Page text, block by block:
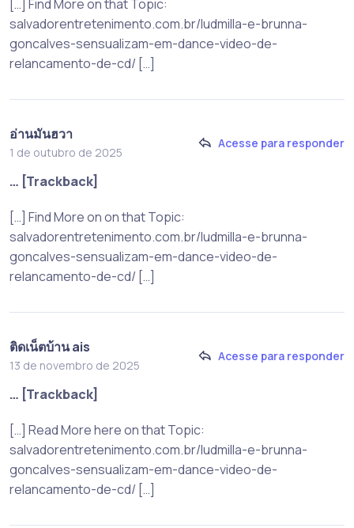
[…] Find More on that Topic:
salvadorentretenimento.com.br/ludmilla-e-brunna-
goncalves-sensualizam-em-dance-video-de-
relancamento-de-cd/ […]
อ่านมันฮวา
1 de outubro de 2025
Acesse para responder
… [Trackback]
[…] Find More on on that Topic:
salvadorentretenimento.com.br/ludmilla-e-brunna-
goncalves-sensualizam-em-dance-video-de-
relancamento-de-cd/ […]
ติดเน็ตบ้าน ais
13 de novembro de 2025
Acesse para responder
… [Trackback]
[…] Read More here on that Topic:
salvadorentretenimento.com.br/ludmilla-e-brunna-
goncalves-sensualizam-em-dance-video-de-
relancamento-de-cd/ […]